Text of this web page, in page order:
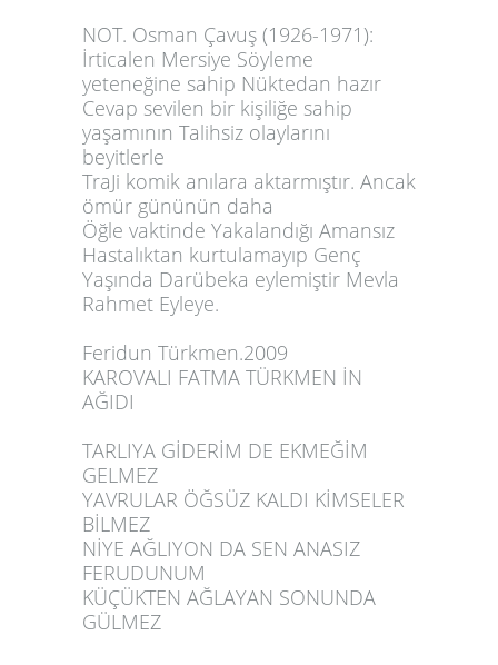
NOT. Osman Çavuş (1926-1971):
İrticalen Mersiye Söyleme
yeteneğine sahip Nüktedan hazır
Cevap sevilen bir kişiliğe sahip
yaşamının Talihsiz olaylarını
beyitlerle
TraJi komik anılara aktarmıştır. Ancak
ömür gününün daha
Öğle vaktinde Yakalandığı Amansız
Hastalıktan kurtulamayıp Genç
Yaşında Darübeka eylemiştir Mevla
Rahmet Eyleye.
Feridun Türkmen.2009
KAROVALI FATMA TÜRKMEN İN
AĞIDI
TARLIYA GİDERİM DE EKMEĞİM
GELMEZ
YAVRULAR ÖĞSÜZ KALDI KİMSELER
BİLMEZ
NİYE AĞLIYON DA SEN ANASIZ
FERUDUNUM
KÜÇÜKTEN AĞLAYAN SONUNDA
GÜLMEZ